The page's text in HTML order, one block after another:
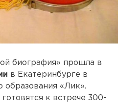
биография» прошла в
в Екатеринбурге в
образования «Лик».
к встрече 300-